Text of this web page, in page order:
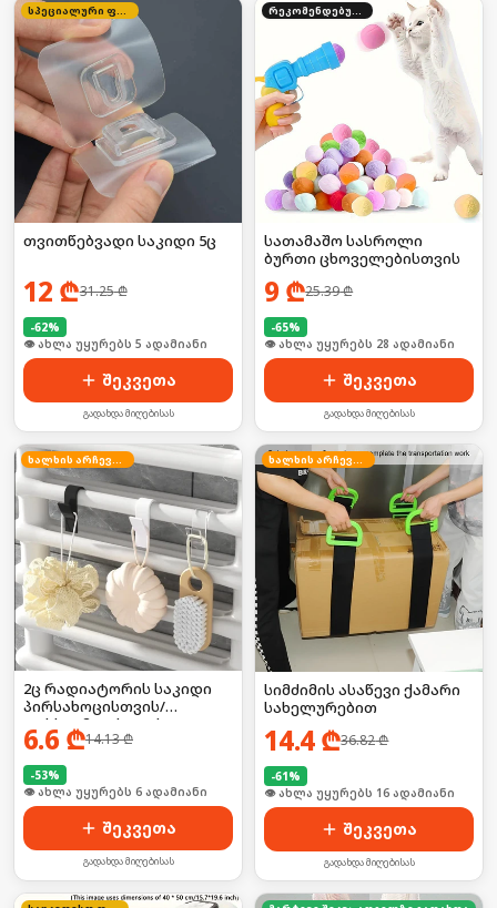
თვითწებვადი საკიდი 5ც
12 ₾31.25₾
-62%
🛒 ბოლო 24სთ-ში იყიდა 52-მა
შეკვეთა
გადახდა მიღებისას
სათამაშო სასროლი
ბურთი ცხოველებისთვის
9 ₾25.39₾
-65%
🛒 ბოლო 24სთ-ში იყიდა 43-მა
შეკვეთა
გადახდა მიღებისას
2ც რადიატორის საკიდი
პირსახოცისთვის/
ფეხსაცმლისთვის
6.6 ₾14.13₾
-53%
🛒 ბოლო 24სთ-ში იყიდა 54-მა
შეკვეთა
გადახდა მიღებისას
სიმძიმის ასაწევი ქამარი
სახელურებით
14.4₾36.82₾
-61%
🛒 ბოლო 24სთ-ში იყიდა 20-მა
შეკვეთა
გადახდა მიღებისას